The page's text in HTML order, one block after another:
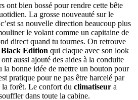
ont bien bossé pour rendre cette bête
La grosse nouveauté sur le
sa nouvelle direction beaucoup plus
le volant comme un capitaine de
direct quand tu tournes. On retrouve
Black Edition qui claque avec son look
aussi ajouté des aides à la conduite
la bonne idée de mettre un bouton pour
pratique pour ne pas être harcelé par
forêt. Le confort du climatiseur a
dans toute la cabine.